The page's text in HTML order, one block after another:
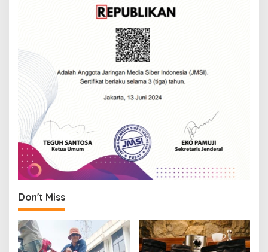
Don't Miss